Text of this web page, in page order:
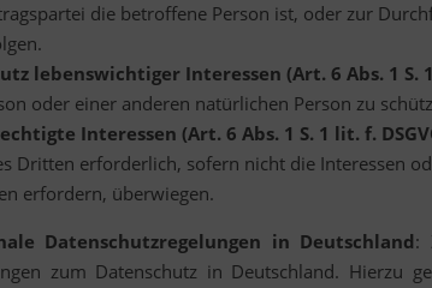
die betroffene Person ist, oder zur
lebenswichtiger Interessen (Art. 6 Abs. 1 S.
oder einer anderen natürlichen Person zu
Interessen (Art. 6 Abs. 1 S. 1 lit. f.
Dritten erforderlich, sofern nicht die Interessen
erfordern, überwiegen.
Datenschutzregelungen in Deutschland:
zum Datenschutz in Deutschland. Hierzu